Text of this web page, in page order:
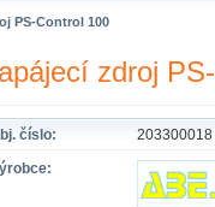
PS-Control 100
zdroj
číslo:
203300018